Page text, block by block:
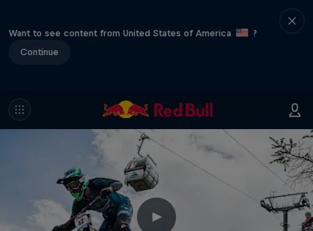
Want to see content from United States of America
?
Continue